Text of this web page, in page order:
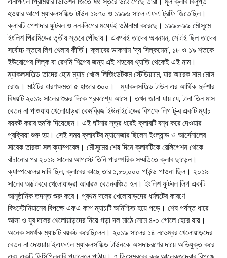
হওয়ার আগে ম্যাকলসফিল্ড টাউন ১৯৭০ ও ১৯৯৬ সালে এফএ ট্রফি জিতেছিল।
ক্লাবটি পেশাদার ফুটবল ও নন-লিগের মধ্যেই ওঠানামা করেছে। ১৯৯৮-৯৯ মৌসুমে
ইংলিশ পিরামিডের তৃতীয় স্তরে পৌঁছায়। এরপরই তাদের অবনমন, সেটাই ছিল তাদের
সর্বোচ্চ স্তরে লিগ খেলার কীর্তি। ক্লাবের ডাকনাম ‘দ্য সিল্কমেন’, ১৮ ও ১৯ শতকে
ইউরোপের সিল্ক বা রেশমি শিল্পের জন্য এই শহরের খ্যাতি থেকেই এই নাম।
ম্যাকলসফিল্ড তাদের হোম ম্যাচ খেলে লিজিংডটকম স্টেডিয়ামে, যার আরেক নাম মোস
রোজ। মাঠটির ধারণক্ষমতা ৫ হাজার ৩০০। ম্যাকলসফিল্ড টাউন এর আর্থিক দুর্দশার
বিষয়টি ২০১৯ সালের শুরুর দিকে প্রকাশ্যে আসে। তখন জানা যায় যে, টানা তিন মাস
বেতন না পাওয়ায় খেলোয়াড়রা কেমব্রিজ ইউনাইটেডের বিপক্ষে লিগ টু-র একটি ম্যাচ
বয়কট করার হুমকি দিয়েছেন। এই ঘটনার সূত্র ধরেই ক্লাবটি বন্ধ করে দেওয়ার
প্রক্রিয়া শুরু হয়। সেই সময় ক্লাবটির ম্যানেজার ছিলেন ইংল্যান্ড ও আর্সেনালের
সাবেক তারকা সল ক্যাম্পবেল। মৌসুমের শেষ দিনে ক্লাবটিকে রেলিগেশন থেকে
বাঁচানোর পর ২০১৯ সালের আগস্টে তিনি পারস্পরিক সম্মতিতে ক্লাব ছাড়েন।
ক্যাম্পবেলের দাবি ছিল, ক্লাবের কাছে তার ১,৮০,০০০ পাউন্ড পাওনা ছিল। ২০১৯
সালের অক্টোবরে খেলোয়াড়রা আবারও বেতনবঞ্চিত হন। ইংলিশ ফুটবল লিগ একটি
আনুষ্ঠানিক তদন্ত শুরু করে। প্রথম দলের খেলোয়াড়দের ধর্মঘটের কারণে
কিংস্টোনিয়ানের বিপক্ষে এফএ কাপ ম্যাচটি অনিশ্চিত হয়ে পড়ে। শেষ পর্যন্ত ধারে
আসা ও যুব দলের খেলোয়াড়দের নিয়ে গড়া দল মাঠে নেমে ৪-০ গোলে হেরে যায়।
অনেক সমর্থক ম্যাচটি বয়কট করেছিলেন। ২০১৯ সালের ১৪ নভেম্বর খেলোয়াড়দের
বেতন না দেওয়ায় ইএফএল ম্যাকলসফিল্ড টাউনকে অসদাচরণের দায়ে অভিযুক্ত করে